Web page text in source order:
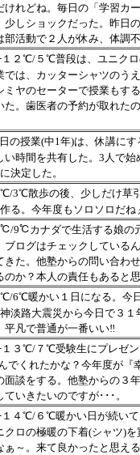
けれどね。毎日の「学習カ
少しショックだった。昨日
部活動で２人が休み、体調
２℃/５℃普段は、ユニクロ
では、カッターシャツのう
ミヤのセーターで授業もす
た。歯医者の予約が取れた
の授業(中1年)は、休講にす
い時間を共有した。3人で
決定した。
3℃散歩の後、少しだけ草引
る。今年度もソロソロだね
9℃カナダで生活する娘の
ブログはチェックしている
きた。他塾からの問い合わ
か？本人の責任もあると思
6℃暖かい１日になる。今
淡路大震災から今日で３
平凡で普通が一番いい‼
３℃/７℃受験生にプレゼン
でくれたかな？今年度が
面談をする。他塾からの３
ていきたいのですが･･･。
４℃/６℃暖かい日が続いて
クロの極暖の下着(シャツ)
ぁ～。来て良かったと思え